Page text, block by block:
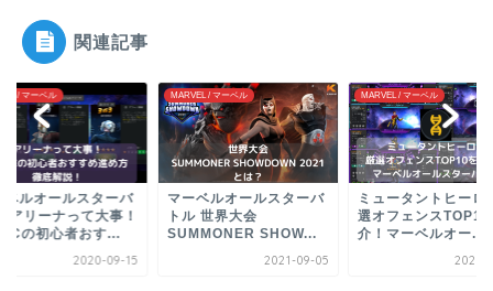
関連記事
/ マーベル
ベルオールスターバ
アリーナって大事！
の初心者おす...
2020-09-15
MARVEL / マーベル
マーベルオールスターバ
トル 世界大会
SUMMONER SHOW...
2021-09-05
MARVEL / マーベル
ミュータントヒーロ
選オフェンスTOP10
介！マーベルオー...
2025-